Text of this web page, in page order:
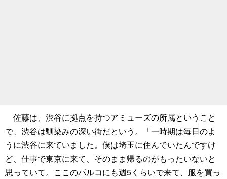
佐藤は、渋谷に拠点を持つアミューズの所属ということ
で、渋谷は馴染みの深い街だという。「一時期は毎日のよ
うに渋谷に来ていました。僕は埼玉に住んでいたんですけ
ど、仕事で東京に来て、そのまま帰るのがもったいないと
思っていて。ここのパルコにも週5くらいで来て、服を買っ